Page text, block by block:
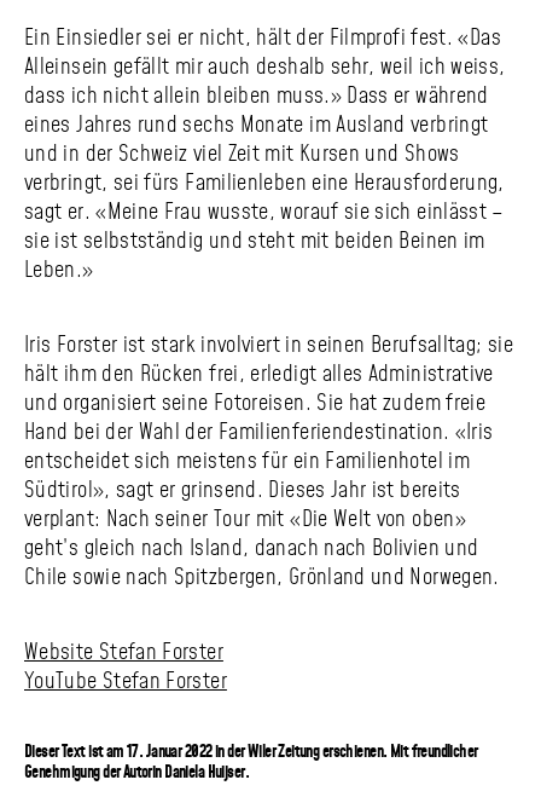
Ein Einsiedler sei er nicht, hält der Filmprofi fest. «Das
Alleinsein gefällt mir auch deshalb sehr, weil ich weiss,
dass ich nicht allein bleiben muss.» Dass er während
eines Jahres rund sechs Monate im Ausland verbringt
und in der Schweiz viel Zeit mit Kursen und Shows
verbringt, sei fürs Familienleben eine Heraus­forderung,
sagt er. «Meine Frau wusste, worauf sie sich einlässt –
sie ist selbstständig und steht mit beiden Beinen im
Leben.»
Iris Forster ist stark involviert in seinen Berufsalltag; sie
hält ihm den Rücken frei, erledigt alles Administrative
und organisiert seine Fotoreisen. Sie hat zudem freie
Hand bei der Wahl der Familien­ferien­destination. «Iris
entscheidet sich meistens für ein Familienhotel im
Südtirol», sagt er grinsend. Dieses Jahr ist bereits
verplant: Nach seiner Tour mit «Die Welt von oben»
geht’s gleich nach Island, danach nach Bolivien und
Chile sowie nach Spitzbergen, Grönland und Norwegen.
Website Stefan Forster
YouTube Stefan Forster
Dieser Text ist am 17. Januar 2022 in der Wiler Zeitung erschienen. Mit freundlicher
Genehmigung der Autorin Daniela Huijser.